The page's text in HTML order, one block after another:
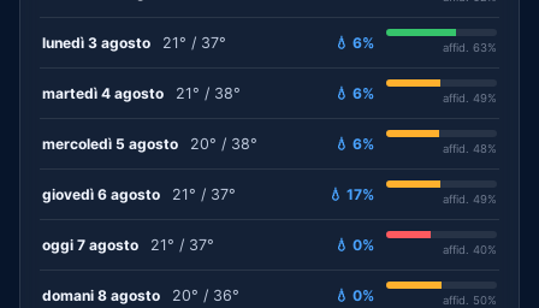
lunedì 3 agosto 21° / 37° 💧 6% affid. 63%
martedì 4 agosto 21° / 38° 💧 6% affid. 49%
mercoledì 5 agosto 20° / 38° 💧 6% affid. 48%
giovedì 6 agosto 21° / 37° 💧 17% affid. 49%
oggi 7 agosto 21° / 37° 💧 0% affid. 40%
domani 8 agosto 20° / 36° 💧 0% affid. 50%